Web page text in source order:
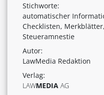
Stichworte:
automatischer
Checklisten,
Steueramnestie
Autor:
LawMedia Redaktion
Verlag:
LAWMEDIA AG